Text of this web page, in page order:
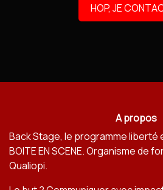
HOP, JE
A propos
Back Stage, le programme liberté
BOITE EN SCENE. Organisme de
Qualiopi.